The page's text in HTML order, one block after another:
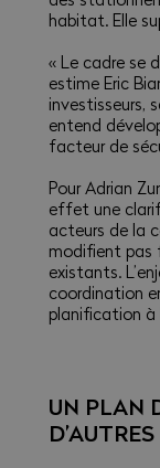
habitat. Elle
« Le cadre se
estime Eric
investisseurs,
entend
facteur de
Pour Adrian
effet une
acteurs de la
modifient pas
existants.
coordination
planification à
UN PLAN